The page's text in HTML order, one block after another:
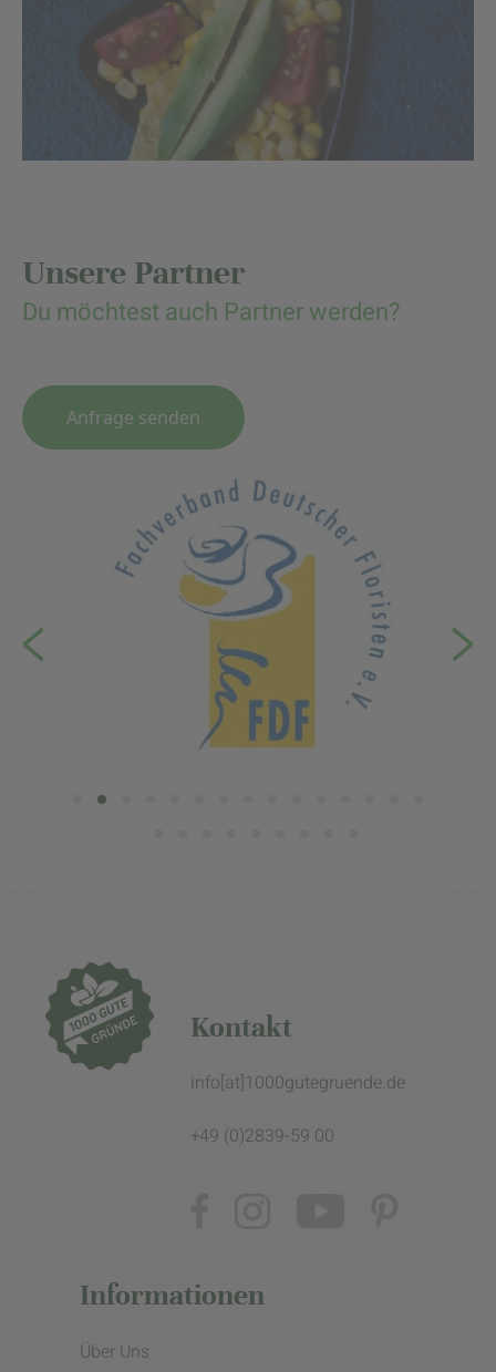
Unsere Partner
Du möchtest auch Partner werden?
Anfrage senden
Kontakt
info[at]1000gutegruende.de
+49 (0)2839-59 00
Informationen
Über Uns